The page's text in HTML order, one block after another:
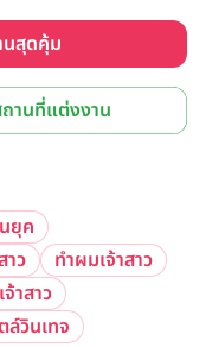
นสุดคุ้ม
านที่แต่งงาน
ยุค
าว
ทำผมเจ้าสาว
าสาว
ล์วินเทจ